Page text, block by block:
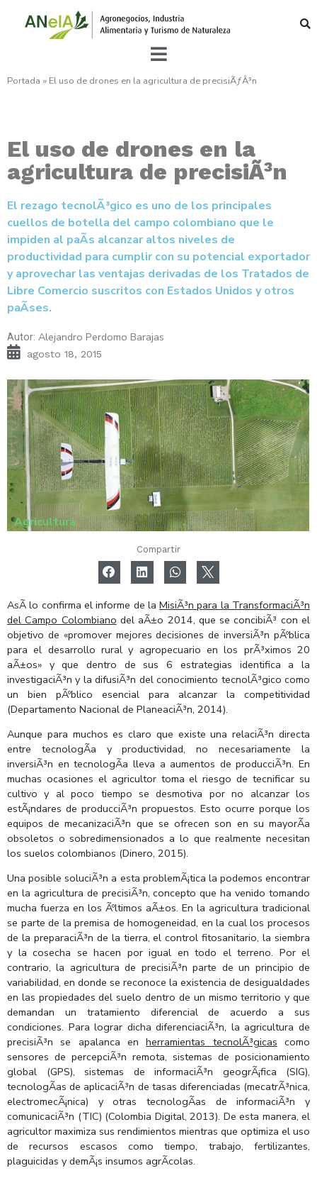
Portada » El uso de drones en la agricultura de precisiÃƒÂ³n
El uso de drones en la
agricultura de precisiÃ³n
El rezago tecnolÃ³gico es uno de los principales
cuellos de botella del campo colombiano que le
impiden al paÃ­s alcanzar altos niveles de
productividad para cumplir con su potencial exportador
y aprovechar las ventajas derivadas de los Tratados de
Libre Comercio suscritos con Estados Unidos y otros
paÃ­ses.
Autor: Alejandro Perdomo Barajas
agosto 18, 2015
Agricultura
Compartir
AsÃ­ lo confirma el informe de laMisiÃ³n para la TransformaciÃ³n
del Campo Colombiano del aÃ±o 2014, que se concibiÃ³ con el
objetivo de «promover mejores decisiones de inversiÃ³n pÃºblica
para el desarrollo rural y agropecuario en los prÃ³ximos 20
aÃ±os» y que dentro de sus 6 estrategias identifica a la
investigaciÃ³n y la difusiÃ³n del conocimiento tecnolÃ³gico como
un bien pÃºblico esencial para alcanzar la competitividad
(Departamento Nacional de PlaneaciÃ³n, 2014).
Aunque para muchos es claro que existe una relaciÃ³n directa
entre tecnologÃ­a y productividad, no necesariamente la
inversiÃ³n en tecnologÃ­a lleva a aumentos de producciÃ³n. En
muchas ocasiones el agricultor toma el riesgo de tecnificar su
cultivo y al poco tiempo se desmotiva por no alcanzar los
estÃ¡ndares de producciÃ³n propuestos. Esto ocurre porque los
equipos de mecanizaciÃ³n que se ofrecen son en su mayorÃ­a
obsoletos o sobredimensionados a lo que realmente necesitan
los suelos colombianos (Dinero, 2015).
Una posible soluciÃ³n a esta problemÃ¡tica la podemos encontrar
en la agricultura de precisiÃ³n, concepto que ha venido tomando
mucha fuerza en los Ãºltimos aÃ±os. En la agricultura tradicional
se parte de la premisa de homogeneidad, en la cual los procesos
de la preparaciÃ³n de la tierra, el control fitosanitario, la siembra
y la cosecha se hacen por igual en todo el terreno. Por el
contrario, la agricultura de precisiÃ³n parte de un principio de
variabilidad, en donde se reconoce la existencia de desigualdades
en las propiedades del suelo dentro de un mismo territorio y que
demandan un tratamiento diferencial de acuerdo a sus
condiciones. Para lograr dicha diferenciaciÃ³n, la agricultura de
precisiÃ³n se apalanca enherramientas tecnolÃ³gicas como
sensores de percepciÃ³n remota, sistemas de posicionamiento
global (GPS), sistemas de informaciÃ³n geogrÃ¡fica (SIG),
tecnologÃ­as de aplicaciÃ³n de tasas diferenciadas (mecatrÃ³nica,
electromecÃ¡nica) y otras tecnologÃ­as de informaciÃ³n y
comunicaciÃ³n (TIC) (Colombia Digital, 2013). De esta manera, el
agricultor maximiza sus rendimientos mientras que optimiza el uso
de recursos escasos como tiempo, trabajo, fertilizantes,
plaguicidas y demÃ¡s insumos agrÃ­colas.